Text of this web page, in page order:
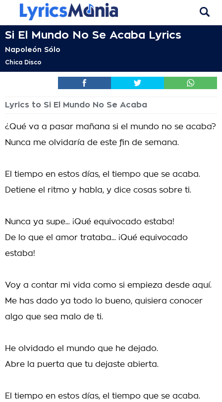
Si El Mundo No Se Acaba Lyrics
Napoleón Sólo
Chica Disco
Lyrics to Si El Mundo No Se Acaba
¿Qué va a pasar mañana si el mundo no se acaba?
Nunca me olvidaría de este fin de semana.
El tiempo en estos días, el tiempo que se acaba.
Detiene el ritmo y habla, y dice cosas sobre ti.
Nunca ya supe... ¡Qué equivocado estaba!
De lo que el amor trataba... ¡Qué equivocado
estaba!
Voy a contar mi vida como si empieza desde aquí.
Me has dado ya todo lo bueno, quisiera conocer
algo que sea malo de ti.
He olvidado el mundo que he dejado.
Abre la puerta que tu dejaste abierta.
El tiempo en estos días, el tiempo que se acaba.